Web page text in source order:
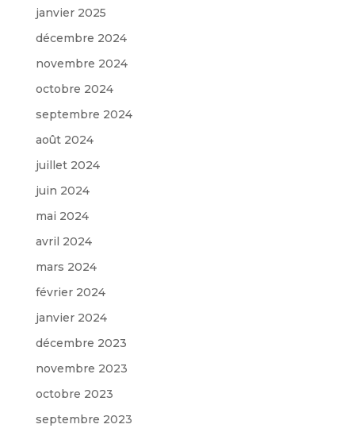
janvier 2025
décembre 2024
novembre 2024
octobre 2024
septembre 2024
août 2024
juillet 2024
juin 2024
mai 2024
avril 2024
mars 2024
février 2024
janvier 2024
décembre 2023
novembre 2023
octobre 2023
septembre 2023